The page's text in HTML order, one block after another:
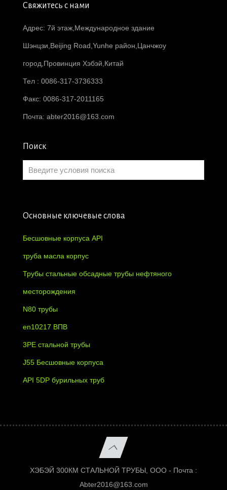
Свяжитесь с нами
Адрес: 7й этаж,Международное здание
Шэнцзи,Beijing Road,Yunhe район,Цанчжоу
город,Провинция Хэбэй,Китай
Тел : 0086-317-3736333
Факс: 0086-317-2011165
Почта: abter2016@163.com
Поиск
Основные ключевые слова
Бесшовные корпуса API
труба масла корпус
Трубы стальные обсадные трубы нефтяного
месторождения
N80 трубы
en10217 ВПВ
3PE стальной трубы
J55 Бесшовные корпуса
API 5DP бурильных труб
ХЭБЭЙ 300КМ СТАЛЬНОЙ ТРУБЫ, ООО - Почта :
Abter2016@163.com